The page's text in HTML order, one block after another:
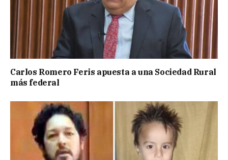
Carlos Romero Feris apuesta a una Sociedad Rural
más federal